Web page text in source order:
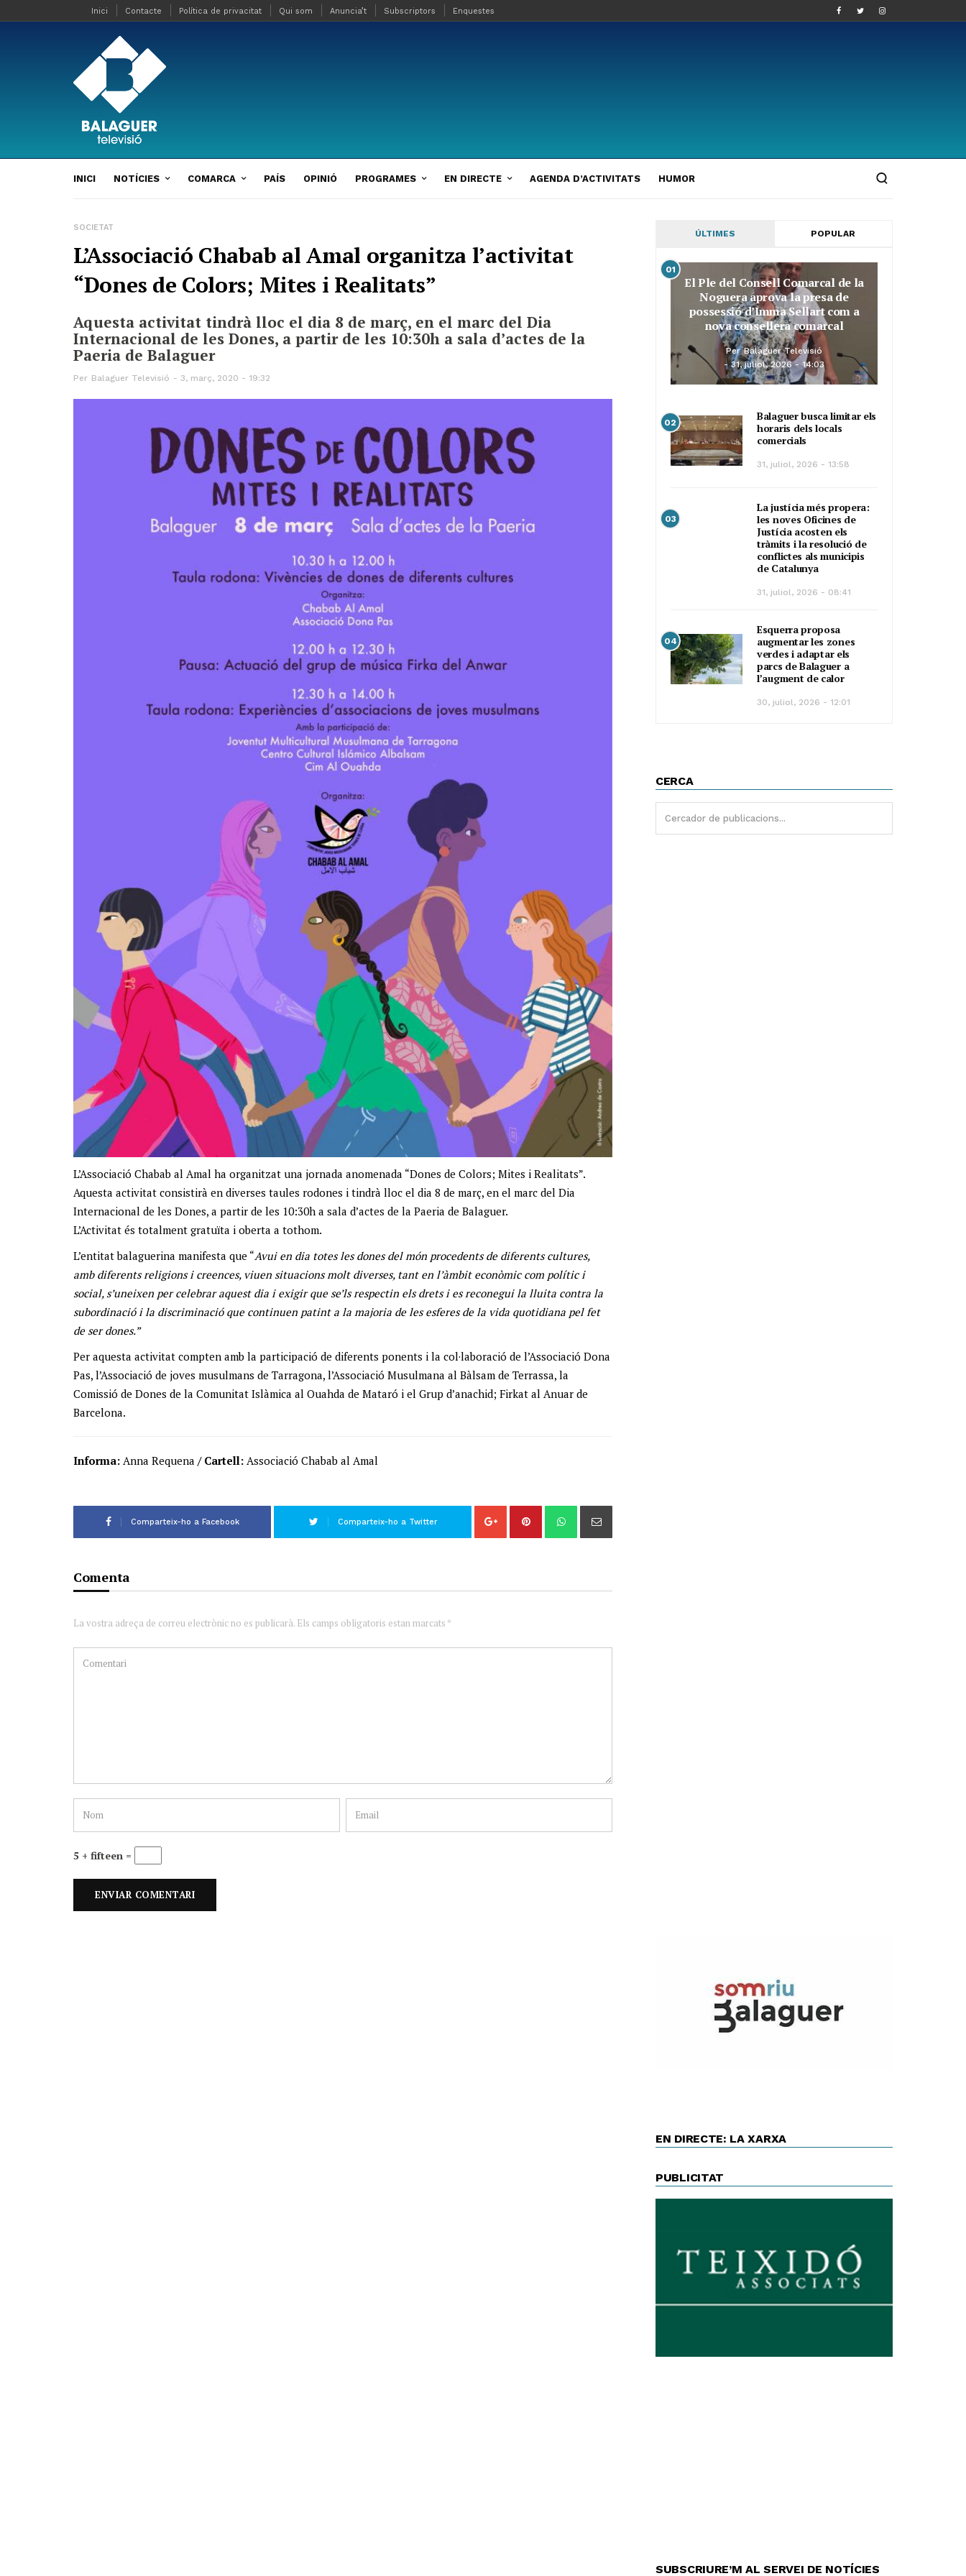
Inici Contacte Política de privacitat Qui som Anuncia’t Subscriptors Enquestes
INICI NOTÍCIES COMARCA PAÍS OPINIÓ PROGRAMES EN DIRECTE AGENDA D’ACTIVITATS HUMOR
SOCIETAT
L’Associació Chabab al Amal organitza l’activitat
“Dones de Colors; Mites i Realitats”
Aquesta activitat tindrà lloc el dia 8 de març, en el marc del Dia
Internacional de les Dones, a partir de les 10:30h a sala d’actes de la
Paeria de Balaguer
Per Balaguer Televisió 3, març, 2020 - 19:32
L’Associació Chabab al Amal ha organitzat una jornada anomenada “Dones de Colors; Mites i Realitats”.
Aquesta activitat consistirà en diverses taules rodones i tindrà lloc el dia 8 de març, en el marc del Dia
Internacional de les Dones, a partir de les 10:30h a sala d’actes de la Paeria de Balaguer.
L’Activitat és totalment gratuïta i oberta a tothom.
L’entitat balaguerina manifesta que “Avui en dia totes les dones del món procedents de diferents cultures,
amb diferents religions i creences, viuen situacions molt diverses, tant en l’àmbit econòmic com polític i
social, s’uneixen per celebrar aquest dia i exigir que se’ls respectin els drets i es reconegui la lluita contra la
subordinació i la discriminació que continuen patint a la majoria de les esferes de la vida quotidiana pel fet
de ser dones.”
Per aquesta activitat compten amb la participació de diferents ponents i la col·laboració de l’Associació Dona
Pas, l’Associació de joves musulmans de Tarragona, l’Associació Musulmana al Bàlsam de Terrassa, la
Comissió de Dones de la Comunitat Islàmica al Ouahda de Mataró i el Grup d’anachid; Firkat al Anuar de
Barcelona.
Informa: Anna Requena / Cartell: Associació Chabab al Amal
Comparteix-ho a Facebook Comparteix-ho a Twitter
Comenta
La vostra adreça de correu electrònic no es publicarà. Els camps obligatoris estan marcats *
5 + fifteen =
ÚLTIMES POPULAR
01
El Ple del Consell Comarcal de la
Noguera aprova la presa de
possessió d’Imma Sellart com a
nova consellera comarcal
Per Balaguer Televisió
31, juliol, 2026 - 14:03
02
Balaguer busca limitar els
horaris dels locals
comercials
31, juliol, 2026 - 13:58
03
La justícia més propera:
les noves Oficines de
Justícia acosten els
tràmits i la resolució de
conflictes als municipis
de Catalunya
31, juliol, 2026 - 08:41
04
Esquerra proposa
augmentar les zones
verdes i adaptar els
parcs de Balaguer a
l’augment de calor
30, juliol, 2026 - 12:01
CERCA
EN DIRECTE: LA XARXA
PUBLICITAT
SUBSCRIURE’M AL SERVEI DE NOTÍCIES